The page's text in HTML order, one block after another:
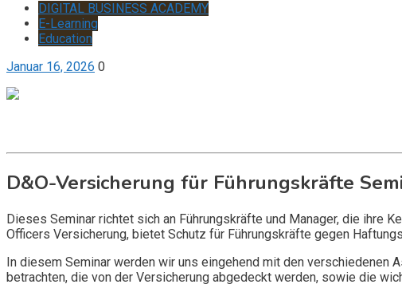
DIGITAL BUSINESS ACADEMY
E-Learning
Education
Januar 16, 2026 0
D&O-Versicherung für Führungskräfte
Dieses Seminar richtet sich an Führungskräfte und Manager, die ihre
Officers Versicherung, bietet Schutz für Führungskräfte gegen
In diesem Seminar werden wir uns eingehend mit den verschiedenen
betrachten, die von der Versicherung abgedeckt werden, sowie die